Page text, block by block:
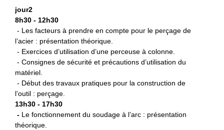
jour2
8h30 - 12h30
- Les facteurs à prendre en compte pour le perçage de
l’acier : présentation théorique.
- Exercices d’utilisation d’une perceuse à colonne.
- Consignes de sécurité et précautions d’utilisation du
matériel.
- Début des travaux pratiques pour la construction de
l’outil : perçage.
13h30 - 17h30
- L e fonctionnement du soudage à l’arc : présentation
théorique.